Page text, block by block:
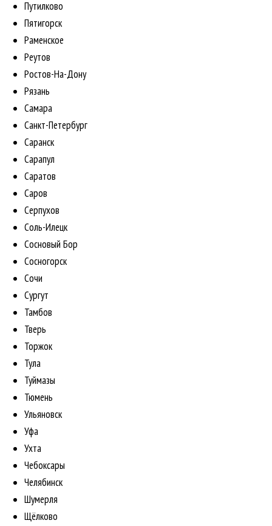
Путилково
Пятигорск
Раменское
Реутов
Ростов-На-Дону
Рязань
Самара
Санкт-Петербург
Саранск
Сарапул
Саратов
Саров
Серпухов
Соль-Илецк
Сосновый Бор
Сосногорск
Сочи
Сургут
Тамбов
Тверь
Торжок
Тула
Туймазы
Тюмень
Ульяновск
Уфа
Ухта
Чебоксары
Челябинск
Шумерля
Щёлково